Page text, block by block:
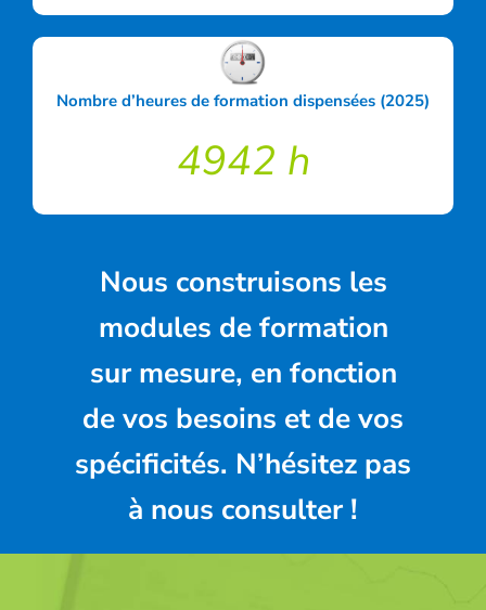
Nombre d’heures de formation dispensées (2025)
4942 h
Nous construisons les
modules de formation
sur mesure, en fonction
de vos besoins et de vos
spécificités. N’hésitez pas
à nous consulter !